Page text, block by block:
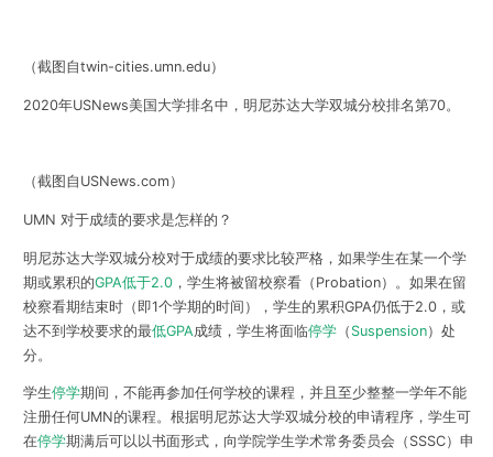
（截图自twin-cities.umn.edu）
2020年USNews美国大学排名中，明尼苏达大学双城分校排名第70。
（截图自USNews.com）
UMN 对于成绩的要求是怎样的？
明尼苏达大学双城分校对于成绩的要求比较严格，如果学生在某一个学
期或累积的GPA低于2.0，学生将被留校察看（Probation）
。如果在留
校察看期结束时（即1个学期的时间），学生的累积GPA仍低于2.0，或
达不到学校要求的最低GPA成绩，学生将面临停学（ Suspension）处
分 。
学生停学期间，不能再参加任何学校的课程，并且 至少整整一学年不能
注册任何UMN的课程。根据明尼苏达大学双城分校的申请程序，学生可
在停学期满后可以以书面形式，向学院学生学术常务委员会（SSSC）申